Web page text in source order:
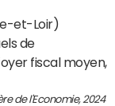
et-Loir)
de
fiscal moyen,
de l'Economie, 2024